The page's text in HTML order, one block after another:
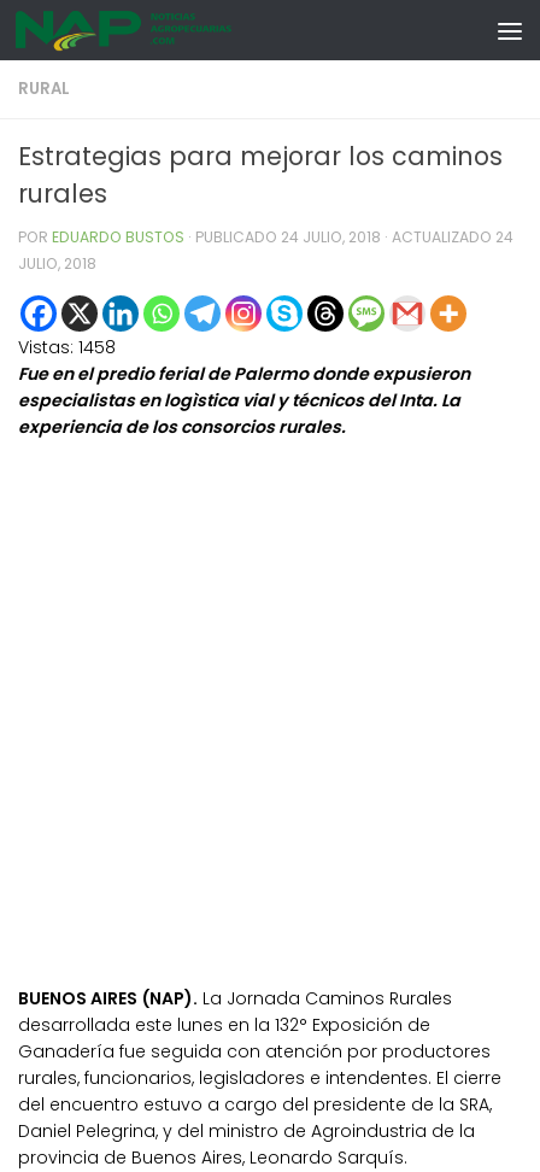
Skip to content
RURAL
Estrategias para mejorar los caminos
rurales
POR EDUARDO BUSTOS · PUBLICADO 24 JULIO, 2018 · ACTUALIZADO 24
JULIO, 2018
Vistas: 1458
Fue en el predio ferial de Palermo donde expusieron
especialistas en logìstica vial y técnicos del Inta. La
experiencia de los consorcios rurales.
BUENOS AIRES (NAP). La Jornada Caminos Rurales
desarrollada este lunes en la 132° Exposición de
Ganadería fue seguida con atención por productores
rurales, funcionarios, legisladores e intendentes. El cierre
del encuentro estuvo a cargo del presidente de la SRA,
Daniel Pelegrina, y del ministro de Agroindustria de la
provincia de Buenos Aires, Leonardo Sarquís.